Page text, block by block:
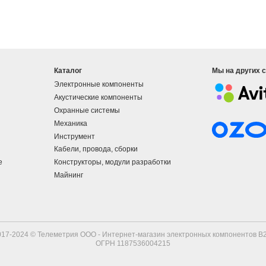
Каталог
Электронные компоненты
Акустические компоненты
Охранные системы
Механика
Инструмент
Кабели, провода, сборки
Конструкторы, модули разработки
Майнинг
Мы на других
2024 © Телеметрия ООО - Интернет-магазин электронных компонентов
ОГРН 1187536004215